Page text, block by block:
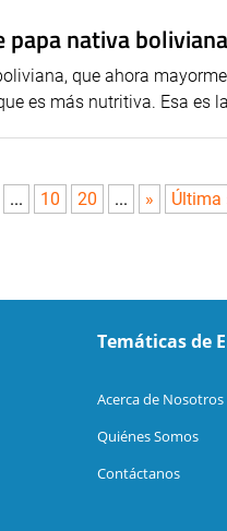
papa nativa boliviana
que ahora
es más nutritiva. Esa es
... 10 20 ... » Última
Temáticas de
Acerca de Nosotros
Quiénes Somos
Contáctanos